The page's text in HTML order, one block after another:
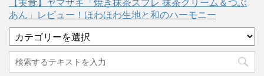
【実食】ヤマザキ「焼き抹茶スフレ 抹茶クリーム＆つぶ
あん」レビュー！ほわほわ生地と和のハーモニー
テ
ゴ
リ